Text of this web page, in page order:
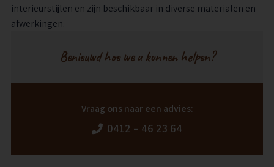
interieurstijlen en zijn beschikbaar in diverse materialen en
afwerkingen.
Benieuwd hoe we u kunnen helpen?
Vraag ons naar een advies:
0412 – 46 23 64